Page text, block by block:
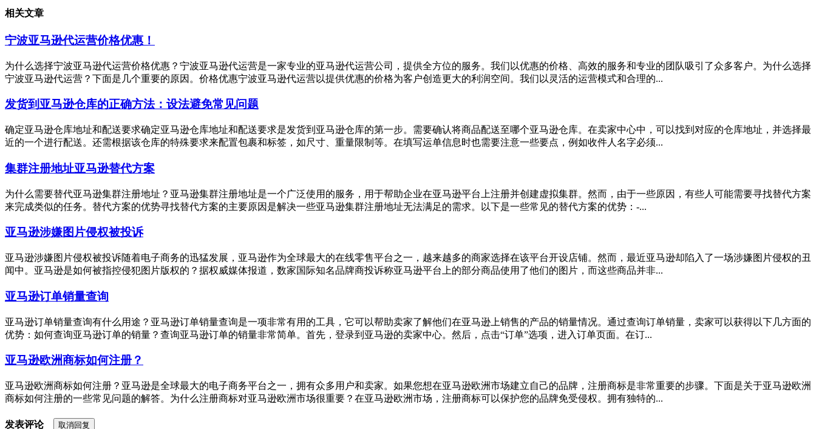
相关文章
宁波亚马逊代运营价格优惠！
为什么选择宁波亚马逊代运营价格优惠？宁波亚马逊代运营是一家专业的亚马逊代运营公司，提供全方位的服务。我们以优惠的价格、高效的服务和专业的团队吸引了众多客户。为什么选择
宁波亚马逊代运营？下面是几个重要的原因。价格优惠宁波亚马逊代运营以提供优惠的价格为客户创造更大的利润空间。我们以灵活的运营模式和合理的...
发货到亚马逊仓库的正确方法：设法避免常见问题
确定亚马逊仓库地址和配送要求确定亚马逊仓库地址和配送要求是发货到亚马逊仓库的第一步。需要确认将商品配送至哪个亚马逊仓库。在卖家中心中，可以找到对应的仓库地址，并选择最
近的一个进行配送。还需根据该仓库的特殊要求来配置包裹和标签，如尺寸、重量限制等。在填写运单信息时也需要注意一些要点，例如收件人名字必须...
集群注册地址亚马逊替代方案
为什么需要替代亚马逊集群注册地址？亚马逊集群注册地址是一个广泛使用的服务，用于帮助企业在亚马逊平台上注册并创建虚拟集群。然而，由于一些原因，有些人可能需要寻找替代方案
来完成类似的任务。替代方案的优势寻找替代方案的主要原因是解决一些亚马逊集群注册地址无法满足的需求。以下是一些常见的替代方案的优势：-...
亚马逊涉嫌图片侵权被投诉
亚马逊涉嫌图片侵权被投诉随着电子商务的迅猛发展，亚马逊作为全球最大的在线零售平台之一，越来越多的商家选择在该平台开设店铺。然而，最近亚马逊却陷入了一场涉嫌图片侵权的丑
闻中。亚马逊是如何被指控侵犯图片版权的？据权威媒体报道，数家国际知名品牌商投诉称亚马逊平台上的部分商品使用了他们的图片，而这些商品并非...
亚马逊订单销量查询
亚马逊订单销量查询有什么用途？亚马逊订单销量查询是一项非常有用的工具，它可以帮助卖家了解他们在亚马逊上销售的产品的销量情况。通过查询订单销量，卖家可以获得以下几方面的
优势：如何查询亚马逊订单的销量？查询亚马逊订单的销量非常简单。首先，登录到亚马逊的卖家中心。然后，点击“订单”选项，进入订单页面。在订...
亚马逊欧洲商标如何注册？
亚马逊欧洲商标如何注册？亚马逊是全球最大的电子商务平台之一，拥有众多用户和卖家。如果您想在亚马逊欧洲市场建立自己的品牌，注册商标是非常重要的步骤。下面是关于亚马逊欧洲
商标如何注册的一些常见问题的解答。为什么注册商标对亚马逊欧洲市场很重要？在亚马逊欧洲市场，注册商标可以保护您的品牌免受侵权。拥有独特的...
发表评论 取消回复